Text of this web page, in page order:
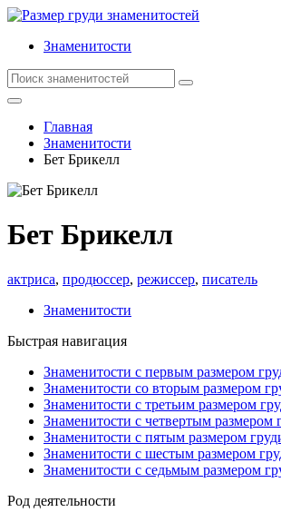
Знаменитости
Главная
Знаменитости
Бет Брикелл
Бет Брикелл
актриса, продюссер, режиссер, писатель
Знаменитости
Быстрая навигация
Знаменитости с первым размером
Знаменитости со вторым размером
Знаменитости с третьим размером
Знаменитости с четвертым размером
Знаменитости с пятым размером
Знаменитости с шестым размером
Знаменитости с седьмым размером
Род деятельности